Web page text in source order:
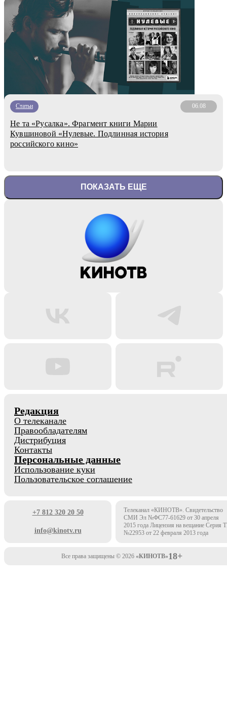
Статьи 06.08
Не та «Русалка». Фрагмент книги Марии
Кувшиновой «Нулевые. Подлинная история
российского кино»
ПОКАЗАТЬ ЕЩЕ
Редакция
О телеканале
Правообладателям
Дистрибуция
Контакты
Персональные данные
Использование куки
Пользовательское соглашение
+7 812 320 20 50
info@kinotv.ru
Телеканал «КИНОТВ». Свидетельство
СМИ Эл №ФС77-61629 от 30 апреля
2015 года Лицензия на вещание Серия
№22953 от 22 февраля 2013 года
Все права защищены © 2026 «КИНОТВ»18+